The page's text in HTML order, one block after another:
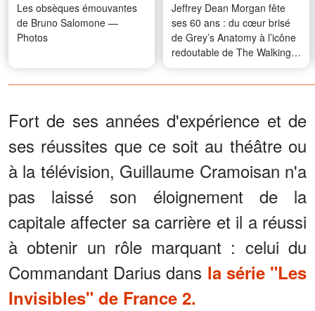
Les obsèques émouvantes
de Bruno Salomone —
Photos
Jeffrey Dean Morgan fête
ses 60 ans : du cœur brisé
de Grey’s Anatomy à l’icône
redoutable de The Walking
Dead
Fort de ses années d'expérience et de
ses réussites que ce soit au théâtre ou
à la télévision, Guillaume Cramoisan n'a
pas laissé son éloignement de la
capitale affecter sa carrière et il a réussi
à obtenir un rôle marquant : celui du
Commandant Darius dans la série "Les
Invisibles" de France 2.